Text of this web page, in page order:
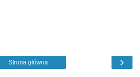
›
Strona główna